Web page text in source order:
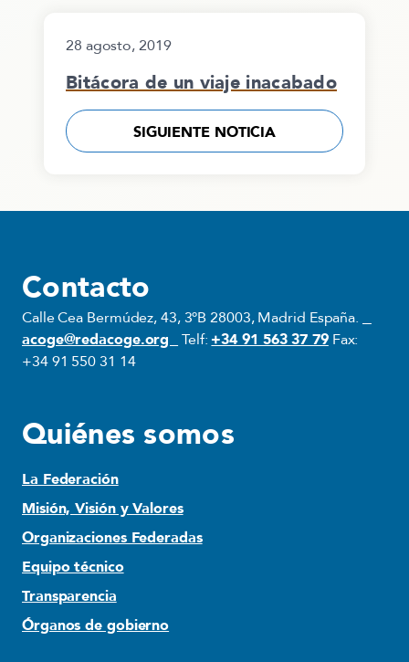
28 agosto, 2019
Bitácora de un viaje inacabado
SIGUIENTE NOTICIA
Contacto
Calle Cea Bermúdez, 43, 3ºB 28003, Madrid España.
acoge@redacoge.org
Telf: +34 91 563 37 79Fax:
+34 91 550 31 14
Quiénes somos
La Federación
Misión, Visión y Valores
Organizaciones Federadas
Equipo técnico
Transparencia
Órganos de gobierno